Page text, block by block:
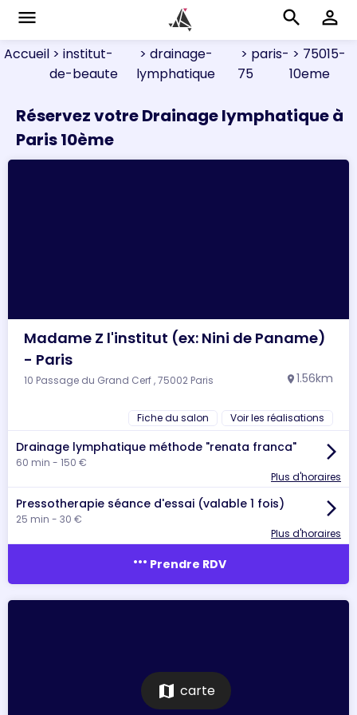
menu search perm_identity
Accueil > institut-
de-beaute
> drainage-
lymphatique
> paris-
75
> 75015-
10eme
Réservez votre Drainage lymphatique à
Paris 10ème
Madame Z l'institut (ex: Nini de Paname)
- Paris
10 Passage du Grand Cerf , 75002 Paris location_on 1.56km
Fiche du salon Voir les réalisations
Drainage lymphatique méthode "renata franca"
60 min - 150 €
arrow_forward_ios
Plus d'horaires
Pressotherapie séance d'essai (valable 1 fois)
25 min - 30 €
arrow_forward_ios
Plus d'horaires
more_horiz Prendre RDV
map carte